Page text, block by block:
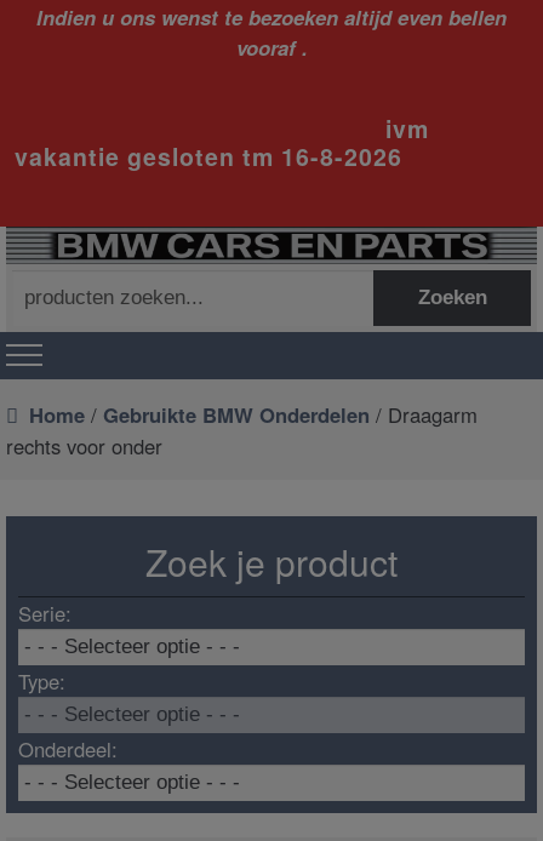
Indien u ons wenst te bezoeken altijd even bellen
vooraf .
ivm
vakantie gesloten tm 16-8-2026
naar:
Zoeken
Home / Gebruikte BMW Onderdelen / Draagarm
rechts voor onder
Zoek je product
Serie:
Type:
Onderdeel: